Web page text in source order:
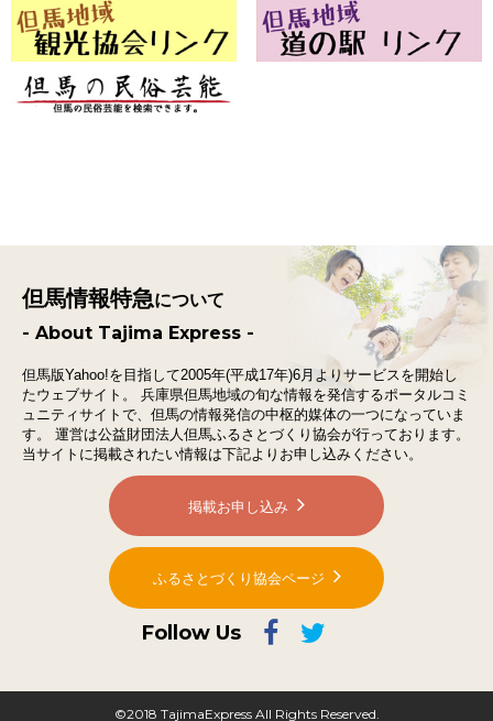
但馬情報特急について
- About Tajima Express -
但馬版Yahoo!を目指して2005年(平成17年)6月よりサービスを開始し
たウェブサイト。
兵庫県但馬地域の旬な情報を発信するポータルコミ
ュニティサイトで、 但馬の情報発信の中枢的媒体の一つになっていま
す。
運営は公益財団法人但馬ふるさとづくり協会が行っております。
当サイトに掲載されたい情報は下記よりお申し込みください。
掲載お申し込み
ふるさとづくり協会ページ
Follow Us
©2018 TajimaExpress All Rights Reserved.